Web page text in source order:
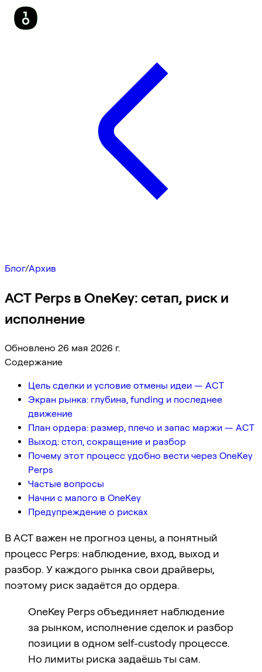
Блог/Архив
ACT Perps в OneKey: сетап, риск и
исполнение
Обновлено 26 мая 2026 г.
Содержание
Цель сделки и условие отмены идеи — ACT
Экран рынка: глубина, funding и последнее
движение
План ордера: размер, плечо и запас маржи — ACT
Выход: стоп, сокращение и разбор
Почему этот процесс удобно вести через OneKey
Perps
Частые вопросы
Начни с малого в OneKey
Предупреждение о рисках
В ACT важен не прогноз цены, а понятный
процесс Perps: наблюдение, вход, выход и
разбор. У каждого рынка свои драйверы,
поэтому риск задаётся до ордера.
OneKey Perps объединяет наблюдение
за рынком, исполнение сделок и разбор
позиции в одном self-custody процессе.
Но лимиты риска задаёшь ты сам.